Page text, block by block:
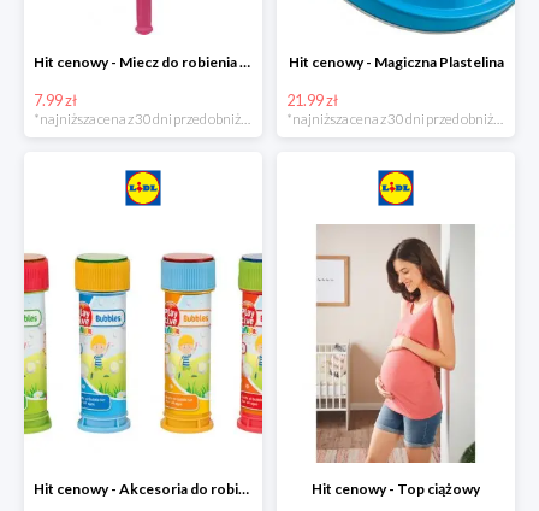
Hit cenowy - Miecz do robienia baniek mydlanych
7.99 zł
Hit cenowy - Magiczna Plastelina
21.99 zł
Hit cenowy - Akcesoria do robienia baniek Hit cenowy - Top ciążowy